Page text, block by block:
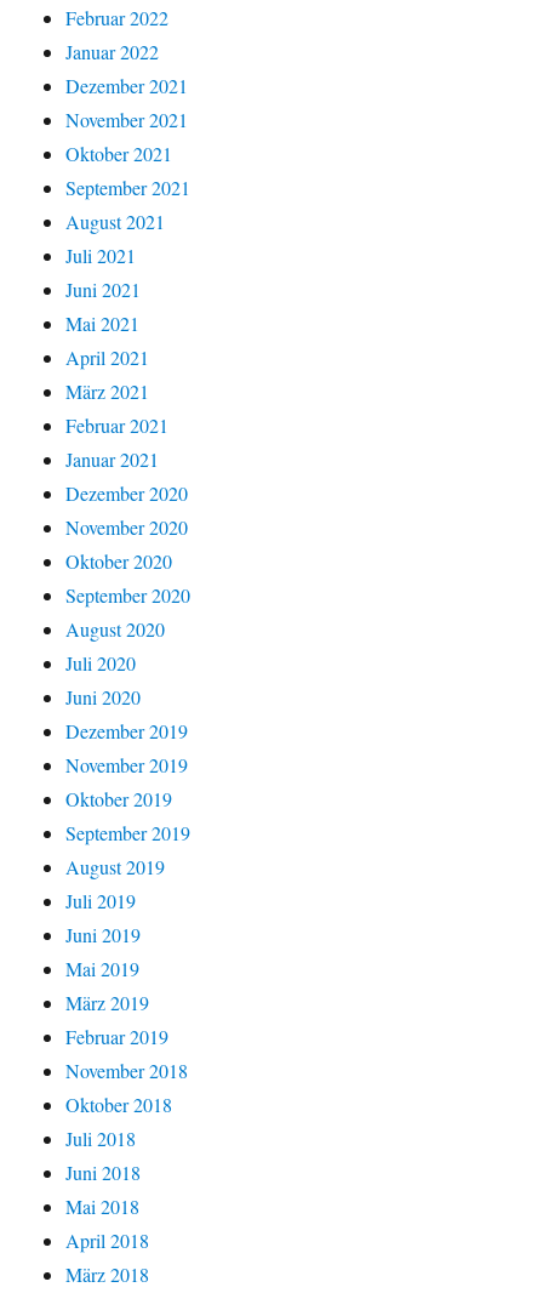
Februar 2022
Januar 2022
Dezember 2021
November 2021
Oktober 2021
September 2021
August 2021
Juli 2021
Juni 2021
Mai 2021
April 2021
März 2021
Februar 2021
Januar 2021
Dezember 2020
November 2020
Oktober 2020
September 2020
August 2020
Juli 2020
Juni 2020
Dezember 2019
November 2019
Oktober 2019
September 2019
August 2019
Juli 2019
Juni 2019
Mai 2019
März 2019
Februar 2019
November 2018
Oktober 2018
Juli 2018
Juni 2018
Mai 2018
April 2018
März 2018